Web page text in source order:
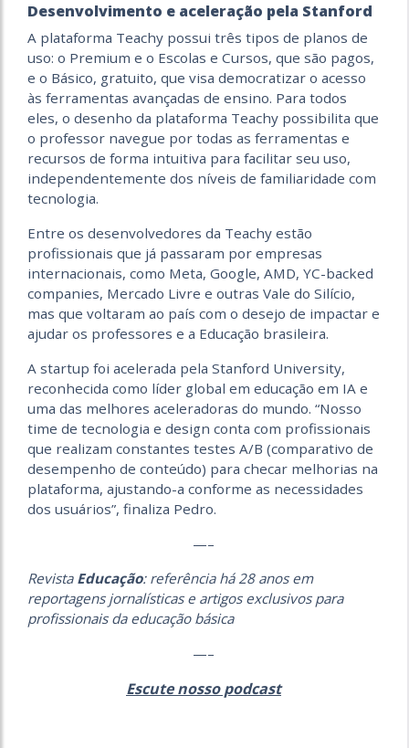
Desenvolvimento e aceleração pela Stanford
A plataforma Teachy possui três tipos de planos de
uso: o Premium e o Escolas e Cursos, que são pagos,
e o Básico, gratuito, que visa democratizar o acesso
às ferramentas avançadas de ensino. Para todos
eles, o desenho da plataforma Teachy possibilita que
o professor navegue por todas as ferramentas e
recursos de forma intuitiva para facilitar seu uso,
independentemente dos níveis de familiaridade com
tecnologia.
Entre os desenvolvedores da Teachy estão
profissionais que já passaram por empresas
internacionais, como Meta, Google, AMD, YC-backed
companies, Mercado Livre e outras Vale do Silício,
mas que voltaram ao país com o desejo de impactar e
ajudar os professores e a Educação brasileira.
A startup foi acelerada pela Stanford University,
reconhecida como líder global em educação em IA e
uma das melhores aceleradoras do mundo. “Nosso
time de tecnologia e design conta com profissionais
que realizam constantes testes A/B (comparativo de
desempenho de conteúdo) para checar melhorias na
plataforma, ajustando-a conforme as necessidades
dos usuários”, finaliza Pedro.
—–
Revista Educação: referência há 28 anos em
reportagens jornalísticas e artigos exclusivos para
profissionais da educação básica
—–
Escute nosso podcast